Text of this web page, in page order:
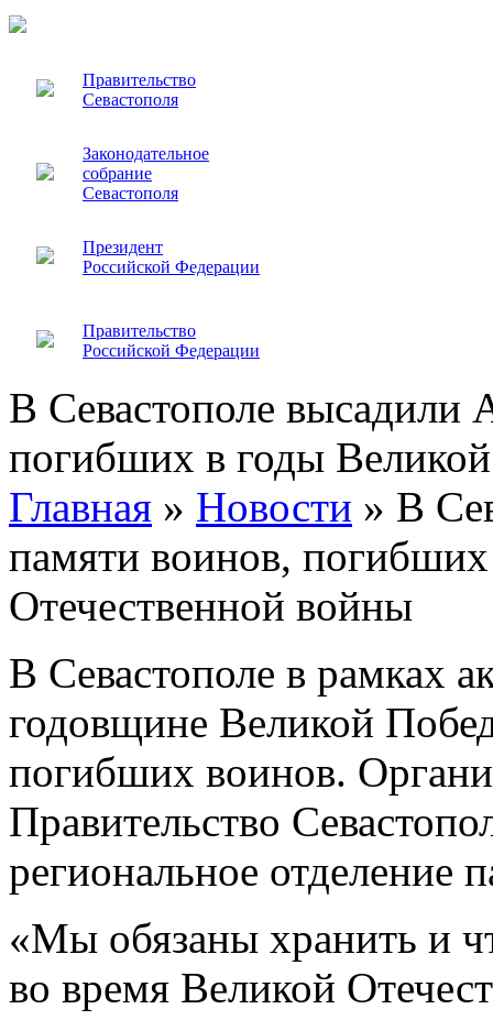
Правительство
Севастополя
Законодательное
собрание
Севастополя
Президент
Российской Федерации
Правительство
Российской Федерации
В Севастополе высадили
погибших в годы
Главная » Новости » В
памяти воинов,
Отечественной войны
В Севастополе в рамках
годовщине Великой
погибших воинов.
Правительство
региональное отделение
«Мы обязаны хранить и
во время Великой